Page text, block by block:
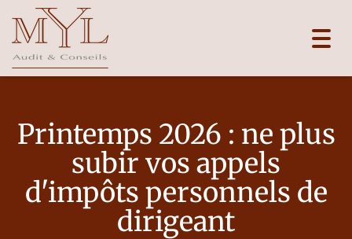
Printemps 2026 : ne plus
subir vos appels
d'impôts personnels de
dirigeant